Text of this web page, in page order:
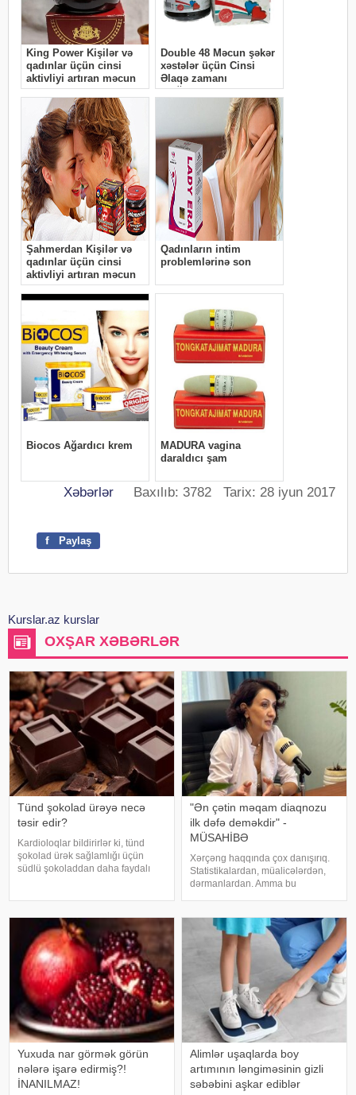
Xəbərlər Baxılıb: 3782 Tarix: 28 iyun 2017
f Paylaş
Kurslar.az kurslar
OXŞAR XƏBƏRLƏR
Tünd şokolad ürəyə necə
təsir edir?
Kardioloqlar bildirirlər ki, tünd
şokolad ürək sağlamlığı üçün
südlü şokoladdan daha faydalı
maddələrdir. -a istinadən bildirir ki
"Ən çətin məqam diaqnozu
ilk dəfə deməkdir" -
MÜSAHİBƏ
Xərçəng haqqında çox danışırıq.
Statistikalardan, müalicələrdən,
dərmanlardan. Amma bu
qorxularından, ümidlərindən,
yanlış bildiklərindən daha az
danışırıq. Elə buna gör
Yuxuda nar görmək görün
nələrə işarə edirmiş?!
İNANILMAZ!
Alimlər uşaqlarda boy
artımının ləngiməsinin gizli
səbəbini aşkar ediblər